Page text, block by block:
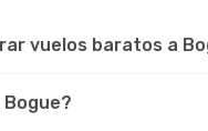
vuelos baratos a